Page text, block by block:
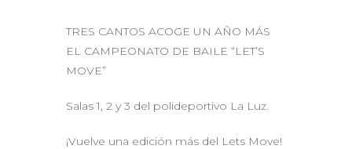
TRES CANTOS ACOGE UN AÑO MÁS
EL CAMPEONATO DE BAILE “LET’S
MOVE”
Salas 1, 2 y 3 del polideportivo La Luz.
¡Vuelve una edición más del Lets Move!